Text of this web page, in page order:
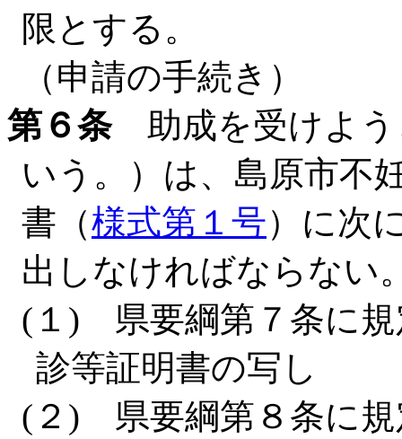
限とする。
（申請の手続き）
第６条助成を受けよう
いう。）は、島原市不
書（様式第１号）に次
出しなければならない
(１) 県要綱第７条に規
診等証明書の写し
(２) 県要綱第８条に規